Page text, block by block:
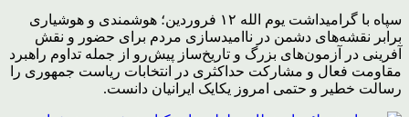
سپاه با گرامیداشت یوم الله ۱۲ فروردین؛ هوشمندی و هوشیاری
برابر نقشه‌های دشمن در ناامیدسازی مردم برای حضور و نقش
آفرینی در آزمون‌های بزرگ و تاریخ‌ساز پیش‌رو از جمله تداوم راهبرد
مقاومت فعال و مشارکت حداکثری در انتخابات ریاست جمهوری را
رسالت خطیر و حتمی امروز یکایک ایرانیان دانست.